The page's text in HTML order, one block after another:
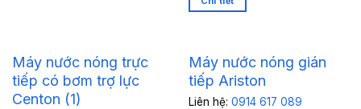
Máy nước nóng trực
tiếp có bơm trợ lực
Centon (1)
Máy nước nóng gián
tiếp Ariston
Liên hệ: 0914 617 089